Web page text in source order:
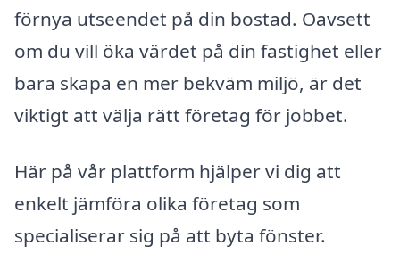
förnya utseendet på din bostad. Oavsett
om du vill öka värdet på din fastighet eller
bara skapa en mer bekväm miljö, är det
viktigt att välja rätt företag för jobbet.
Här på vår plattform hjälper vi dig att
enkelt jämföra olika företag som
specialiserar sig på att byta fönster.